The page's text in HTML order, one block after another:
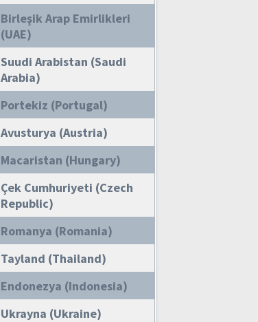
Birleşik Arap Emirlikleri
(UAE)
Suudi Arabistan (Saudi
Arabia)
Portekiz (Portugal)
Avusturya (Austria)
Macaristan (Hungary)
Çek Cumhuriyeti (Czech
Republic)
Romanya (Romania)
Tayland (Thailand)
Endonezya (Indonesia)
Ukrayna (Ukraine)